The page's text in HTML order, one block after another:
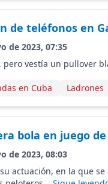
de teléfonos en
de 2023, 07:35
vestía un pullover
en Cuba Ladrones
bola en juego
de 2023, 08:03
actuación, en la que